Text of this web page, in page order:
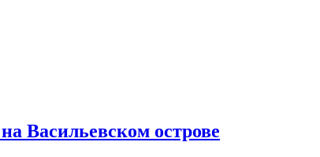
Васильевском острове